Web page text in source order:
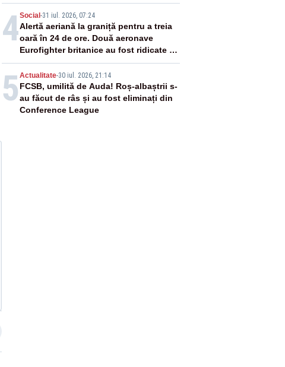
4Social -31 iul. 2026, 07:24
Alertă aeriană la graniță pentru a treia
oară în 24 de ore. Două aeronave
Eurofighter britanice au fost ridicate de
la sol
5 Actualitate-30 iul. 2026, 21:14
FCSB, umilită de Auda! Roș-albaștrii s-
au făcut de râs și au fost eliminați din
Conference League